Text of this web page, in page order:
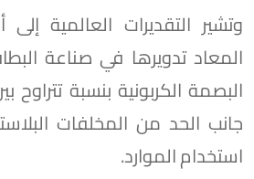
وتشير التقديرات العالمية
المعاد تدويرها في صناعة
جانب الحد من المخلفات
استخدام الموارد.